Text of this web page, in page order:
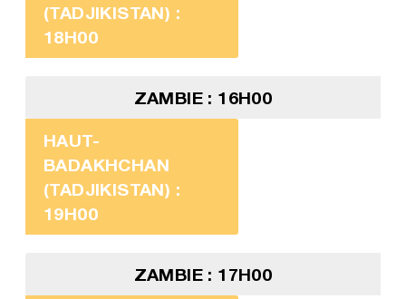
(TADJIKISTAN) :
18H00
ZAMBIE : 16H00
HAUT-
BADAKHCHAN
(TADJIKISTAN) :
19H00
ZAMBIE : 17H00